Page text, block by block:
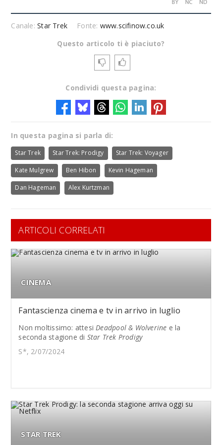
Canale:Star Trek Fonte: www.scifinow.co.uk
Questo articolo ti è piaciuto?
Condividi questa pagina:
In questa pagina si parla di:
Star Trek Star Trek: Prodigy Star Trek: Voyager
Kate Mulgrew Ben Hibon Kevin Hageman
Dan Hageman Alex Kurtzman
ARTICOLI CORRELATI
CINEMA
Fantascienza cinema e tv in arrivo in luglio
Non moltissimo: attesiDeadpool & Wolverine e la
seconda stagione di Star Trek Prodigy
S*, 2/07/2024
STAR TREK